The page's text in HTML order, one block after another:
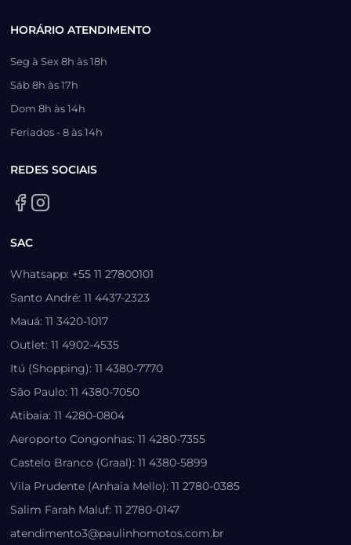
HORÁRIO ATENDIMENTO
Seg à Sex 8h às 18h
Sáb 8h às 17h
Dom 8h às 14h
Feriados - 8 às 14h
REDES SOCIAIS
SAC
Whatsapp: +55 11 27800101
Santo André: 11 4437-2323
Mauá: 11 3420-1017
Outlet: 11 4902-4535
Itú (Shopping): 11 4380-7770
São Paulo: 11 4380-7050
Atibaia: 11 4280-0804
Aeroporto Congonhas: 11 4280-7355
Castelo Branco (Graal): 11 4380-5899
Vila Prudente (Anhaia Mello): 11 2780-0385
Salim Farah Maluf: 11 2780-0147
atendimento3@paulinhomotos.com.br